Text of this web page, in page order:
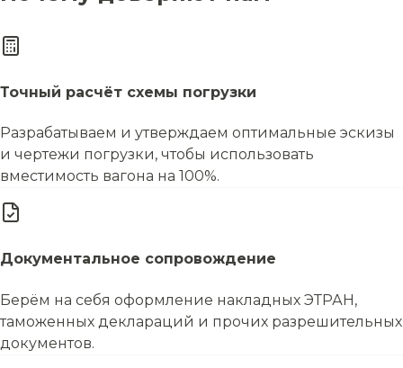
Точный расчёт схемы погрузки
Разрабатываем и утверждаем оптимальные эскизы
и чертежи погрузки, чтобы использовать
вместимость вагона на 100%.
Документальное сопровождение
Берём на себя оформление накладных ЭТРАН,
таможенных деклараций и прочих разрешительных
документов.